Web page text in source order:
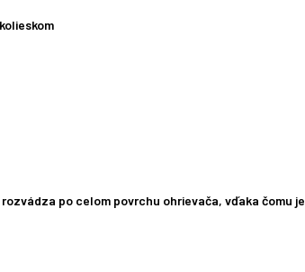
po celom povrchu ohrievača, vďaka čomu je